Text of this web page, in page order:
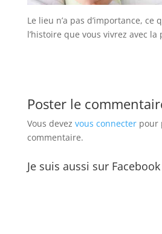
Le lieu n’a pas d’importance, ce
l’histoire que vous vivrez avec la
Poster le
Vous devez vous connecterpour
commentaire.
Je suis aussi sur